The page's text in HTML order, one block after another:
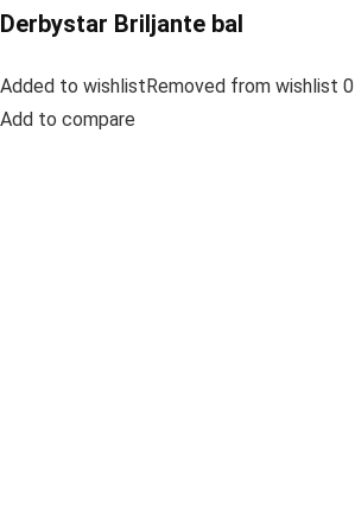
Derbystar Briljante bal
Added to wishlistRemoved from wishlist 0
Add to compare